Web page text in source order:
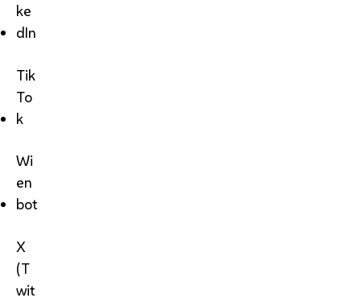
ke
dIn
Tik
To
k
Wi
en
bot
X
(T
wit